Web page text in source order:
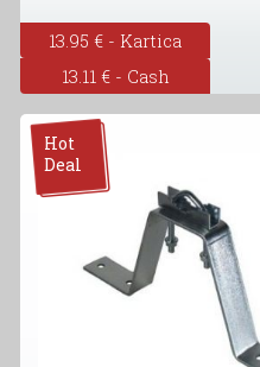
13.95 € - Kartica
13.11 € - Cash
Hot
Deal